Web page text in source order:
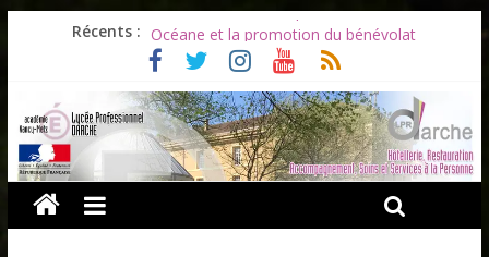
Récents :
Les ULiS en haut du podium
Océane et la promotion du bénévolat
Bonnes vacances à tous !
Infos rentrée septembre 2026
Soirée d’adieux au Lycée Darche